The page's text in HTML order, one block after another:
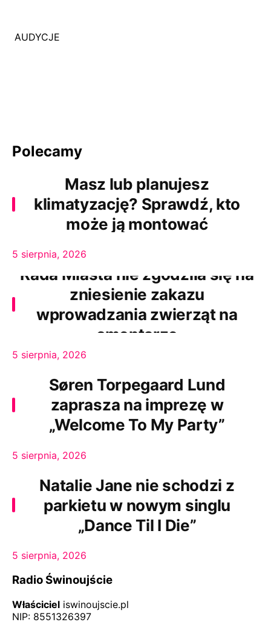
AUDYCJE
Polecamy
Masz lub planujesz
klimatyzację? Sprawdź, kto
może ją montować
5 sierpnia, 2026
Rada Miasta nie zgodziła się na
zniesienie zakazu
wprowadzania zwierząt na
cmentarze
5 sierpnia, 2026
Søren Torpegaard Lund
zaprasza na imprezę w
„Welcome To My Party”
5 sierpnia, 2026
Natalie Jane nie schodzi z
parkietu w nowym singlu
„Dance Til I Die”
5 sierpnia, 2026
Radio Świnoujście
Właściciel iswinoujscie.pl
NIP: 8551326397